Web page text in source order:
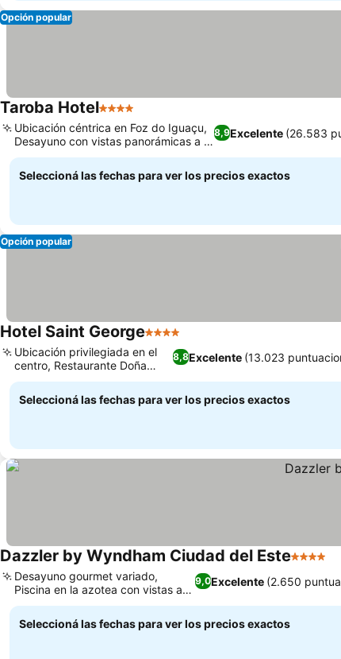
Opción popular
Taroba Hotel4 Estrellas
8,9Excelente (26.583
Ubicación céntrica en Foz do Iguaçu,
Desayuno con vistas panorámicas a la
ciudad
Seleccioná las fechas para ver los precios exactos
Opción popular
Hotel Saint George4 Estrellas
8,8Excelente (13.023
Ubicación privilegiada en el
centro, Restaurante Doña
María
Seleccioná las fechas para ver los precios exactos
Dazzler by Wyndham Ciudad del Este4
9,0Excelente (2.650
Desayuno gourmet variado,
Piscina en la azotea con vistas a la
ciudad
Seleccioná las fechas para ver los precios exactos